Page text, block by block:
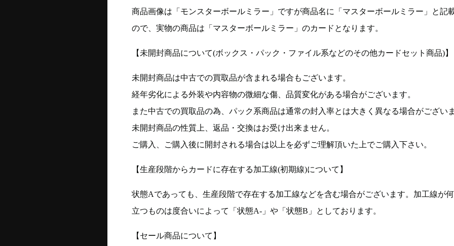
商品画像は「モンスターボールミラー」ですが商品名に「マスターボールミラー」と記
ので、実物の商品は「マスターボールミラー」のカードとなります。
【未開封商品について(ボックス・パック・ファイル系などのその他カードセット商品)】
未開封商品は中古での買取品が含まれる場合もございます。
経年劣化による外装や内容物の微細な傷、品質変化がある場合がございます。
また中古での買取品の為、パック系商品は通常の封入率とは大きく異なる場合がございま
未開封商品の性質上、返品・交換はお受け出来ません。
ご購入、ご購入後に開封される場合は以上を必ずご理解頂いた上でご購入下さい。
【生産段階からカードに存在する加工線(初期線)について】
状態Aであっても、生産段階で存在する加工線などを含む場合がございます。加工線が何
立つものは度合いによって「状態A-」や「状態B」としております。
【セール商品について】